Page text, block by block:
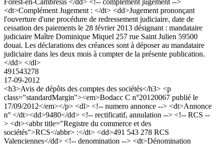
<dt>Complément Jugement : </dt> <dd>Jugement prononçant
l'ouverture d'une procédure de redressement judiciaire, date de
cessation des paiements le 28 février 2013 désignant : mandataire
judiciaire Maître Dominique Miquel 257 rue Saint Julien 59500
douai. Les déclarations des créances sont à déposer au mandataire
judiciaire dans les deux mois à compter de la présente publication.
</dd> </dl>
491543278
17-09-2012
<h3>Avis de dépôts des comptes des sociétés</h3> <p
class="standardMargin"><em>Bodacc C n°20120067 publié le
17/09/2012</em></p> <dl> <!-- numero annonce --> <dt>Annonce
n° </dt><dd>9480</dd> <!-- rectificatif, annulation --> <!-- RCS --
> <dt><abbr title="Registre du commerce et des
sociétés">RCS</abbr> :</dt> <dd>491 543 278 RCS
Valenciennes</dd> <!-- denomination --> <dt>Dénomination